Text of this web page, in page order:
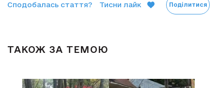
Сподобалась стаття? Тисни лайк Поділитися
ТАКОЖ ЗА ТЕМОЮ